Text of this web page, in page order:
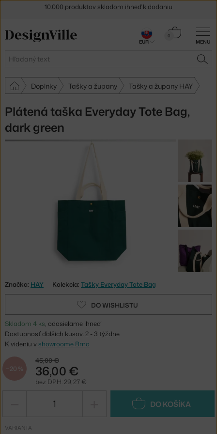
MENU
Hľadať
0
Košík
Doplnky Tašky a župany Tašky a župany HAY
Plátená taška Everyday Tote Bag,
dark green
Značka: HAY Kolekcia: Tašky Everyday Tote Bag
DO WISHLISTU
Skladom 4 ks, odosielame ihneď
Dostupnosť ďalších kusov: 2 - 3 týždne
K videniu v showroome Brno
−20 %
45,00 €
36,00 €
bez DPH: 29,27 €
DO KOŠÍKA
VARIANTA
30 dní na vrátenie tovaru
EUR